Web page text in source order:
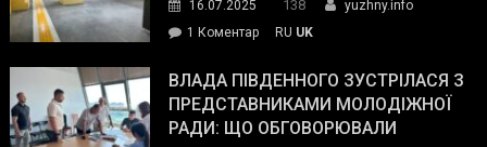
окупанти.
Маємо
діяти
пожежу
у
16.07.2025 138
yuzhny.info
1 Коментардо
Південного
провів
інспекцію
RU UK
ВЛАДА ПІВДЕННОГО ЗУСТРІЛАСЯ З
ПРЕДСТАВНИКАМИ МОЛОДІЖНОЇ
РАДИ: ЩО ОБГОВОРЮВАЛИ